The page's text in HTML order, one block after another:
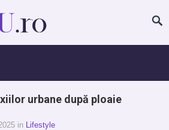
urbane după ploaie
in Lifestyle